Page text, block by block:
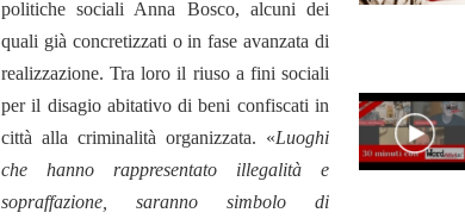
politiche sociali Anna Bosco, alcuni dei
quali già concretizzati o in fase avanzata di
realizzazione. Tra loro il riuso a fini sociali
per il disagio abitativo di beni confiscati in
città alla criminalità organizzata. «Luoghi
che hanno rappresentato illegalità e
sopraffazione, saranno simbolo di